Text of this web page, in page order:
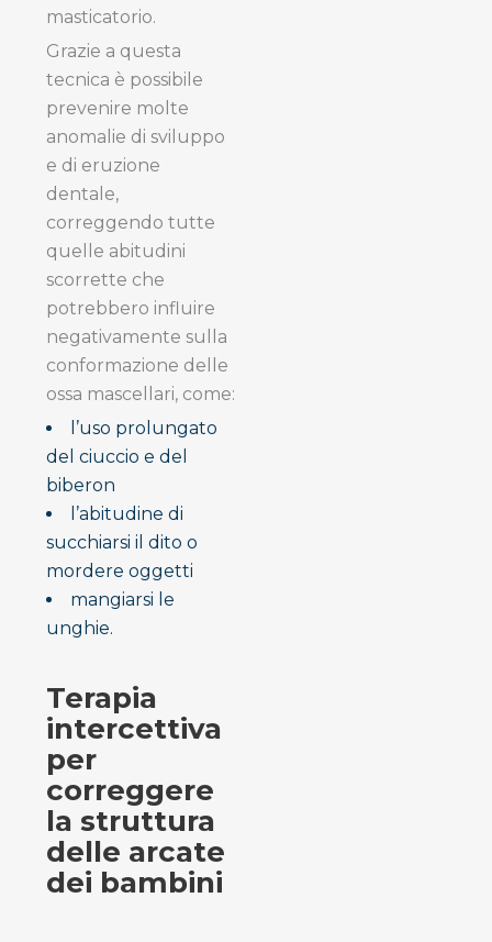
masticatorio.
Grazie a questa
tecnica è possibile
prevenire molte
anomalie di sviluppo
e di eruzione
dentale,
correggendo tutte
quelle abitudini
scorrette che
potrebbero influire
negativamente sulla
conformazione delle
ossa mascellari, come:
l’uso prolungato
del ciuccio e del
biberon
l’abitudine di
succhiarsi il dito o
mordere oggetti
mangiarsi le
unghie.
Terapia
intercettiva
per
correggere
la struttura
delle arcate
dei bambini